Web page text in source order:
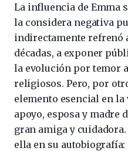
La influencia de Emma
la considera negativa
indirectamente refrenó
décadas, a exponer
la evolución por temor
religiosos. Pero, por
elemento esencial en la
apoyo, esposa y madre
gran amiga y
ella en su autobiografía: